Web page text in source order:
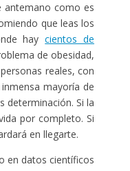
antemano como es
que leas los
haycientos de
de obesidad,
reales, con
mayoría de
determinación. Si la
por completo. Si
en llegarte.
en datos científicos